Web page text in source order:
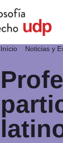
Início Noticias y